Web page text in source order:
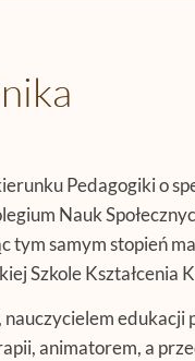
Pedagogiki o
Nauk
tym samym stopień
Szkole Kształcenia
edukacji
animatorem, a